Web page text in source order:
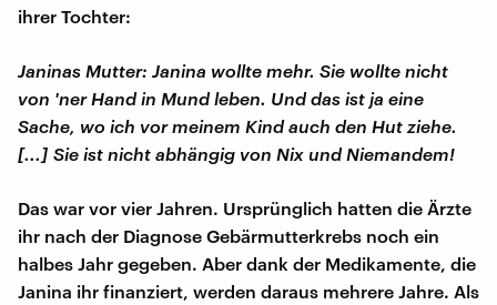
ihrer Tochter:
Janinas Mutter: Janina wollte mehr. Sie wollte nicht
von 'ner Hand in Mund leben. Und das ist ja eine
Sache, wo ich vor meinem Kind auch den Hut ziehe.
[...] Sie ist nicht abhängig von Nix und Niemandem!
Das war vor vier Jahren. Ursprünglich hatten die Ärzte
ihr nach der Diagnose Gebärmutterkrebs noch ein
halbes Jahr gegeben. Aber dank der Medikamente, die
Janina ihr finanziert, werden daraus mehrere Jahre. Als